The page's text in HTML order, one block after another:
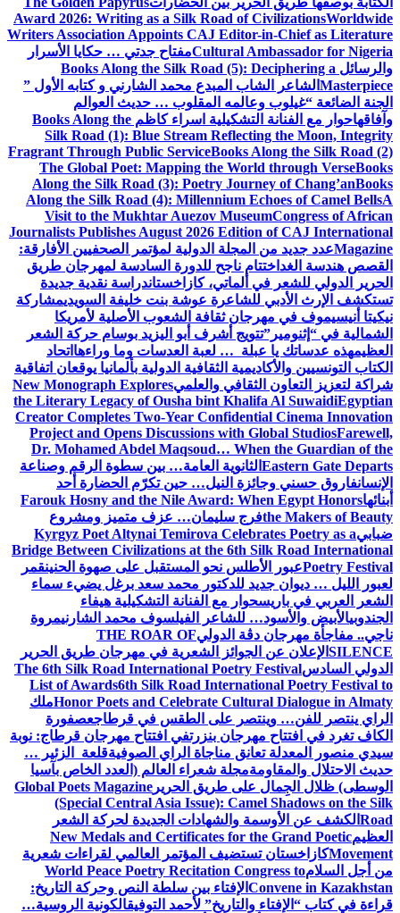
Award 2026: Writing as a Silk Road of CivilizationsWorldwide
Writers Association Appoints CAJ Editor-in-Chief as Literature
Cultural Ambassador for Nigeriaمفتاح جدتي … حكايا الأسرار
والرسائل Books Along the Silk Road (5): Deciphering a
Masterpiece الشاعر الشاب المبدع محمد الشارني و كتابه الأول ”
الجنة الضائعة “غيلوب وعالمه المقلوب … حديث العوالم
وآفاقهاحوار مع الفنانة التشكيلية اسراء كاظم Books Along the
Silk Road (1): Blue Stream Reflecting the Moon, Integrity
Fragrant Through Public ServiceBooks Along the Silk Road (2)
The Global Poet: Mapping the World through VerseBooks
Along the Silk Road (3): Poetry Journey of Chang’anBooks
Along the Silk Road (4): Millennium Echoes of Camel BellsA
Visit to the Mukhtar Auezov MuseumCongress of African
Journalists Publishes August 2026 Edition of CAJ International
Magazineعدد جديد من المجلة الدولية لمؤتمر الصحفيين الأفارقة:
القصص هندسة الغد اختتام ناجح للدورة السادسة لمهرجان طريق
الحرير الدولي للشعر في ألماتي، كازاخستاندراسة نقدية جديدة
تستكشف الإرث الأدبي للشاعرة عوشة بنت خليفة السويديمشاركة
نيكيتا أنيسيموف في مهرجان ثقافة الشعوب الأصلية لأمريكا
الشمالية في “إثنومير”تتويج أشرف أبو اليزيد بوسام حركة الشعر
العظيمهذه عدساتك يا عبلة … لعبة العدسات وما وراءها اتحاد
الكتاب التونسيين والأكاديمية الثقافية الدولية بألمانيا يوقعان اتفاقية
شراكة لتعزيز التعاون الثقافي والعلميNew Monograph Explores
the Literary Legacy of Ousha bint Khalifa Al SuwaidiEgyptian
Creator Completes Two-Year Confidential Cinema Innovation
Project and Opens Discussions with Global StudiosFarewell,
Dr. Mohamed Abdel Maqsoud… When the Guardian of the
Eastern Gate Departs الثانوية العامة… بين سطوة الرقم وصناعة
الإنسانفاروق حسني وجائزة النيل… حين تكرّم الحضارة أحد
أبنائهاFarouk Hosny and the Nile Award: When Egypt Honors
the Makers of Beautyفرج سليمان… عزف متميز ومشروع
ضبابيKyrgyz Poet Altynai Temirova Celebrates Poetry as a
Bridge Between Civilizations at the 6th Silk Road International
Poetry Festivalعبور الأطلس نحو المستقبل على صهوة الحنينقمر
لعبور الليل … ديوان جديد للدكتور محمد سعد برغل يضيء سماء
الشعر العربي في باريسحوار مع الفنانة التشكيلية هيفاء
الجندوبيالأبيض والأسود… للشاعر الفيلسوف محمد الشارنيمروة
ناجي.. مفاجأة مهرجان دڨة الدوليTHE ROAR OF
SILENCE الإعلان عن الجوائز الشعرية في مهرجان طريق الحرير
الدولي السادسThe 6th Silk Road International Poetry Festival
List of Awards6th Silk Road International Poetry Festival to
Honor Poets and Celebrate Cultural Dialogue in Almatyملك
الراي ينتصر للفن… وينتصر على الطقس في قرطاجعصفورة
الكاف تغرد في افتتاح مهرجان بنزرتفي افتتاح مهرجان قرطاج: نوبة
سيدي منصور المعدلة تعانق مناجاة الراي الصوفيةقلعة الزئير …
حديث الاحتلال والمقاومةمجلة شعراء العالم (العدد الخاص بآسيا
الوسطى) ظلال الجِمال على طريق الحرير Global Poets Magazine
(Special Central Asia Issue): Camel Shadows on the Silk
Road الكشف عن الأوسمة والشهادات الجديدة لحركة الشعر
العظيمNew Medals and Certificates for the Grand Poetic
Movementكازاخستان تستضيف المؤتمر العالمي لقراءات شعرية
من أجل السلامWorld Peace Poetry Recitation Congress to
Convene in Kazakhstan الإفتاء بين سلطة النص وحركة التاريخ:
قراءة في كتاب “الإفتاء والتاريخ” لأحمد التوفيقالكونية الروسية…